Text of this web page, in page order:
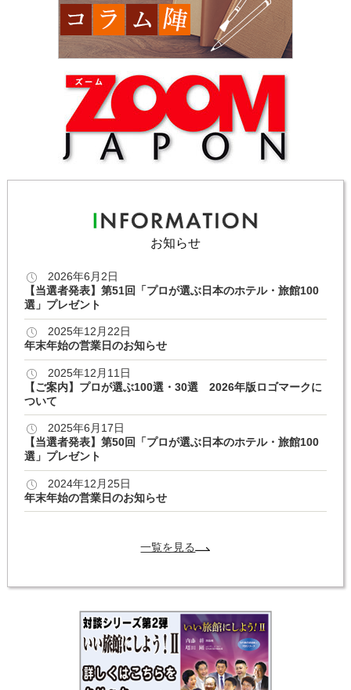
お知らせ
2026年6月2日
【当選者発表】第51回「プロが選ぶ日本のホテル・旅館100
選」プレゼント
2025年12月22日
年末年始の営業日のお知らせ
2025年12月11日
【ご案内】プロが選ぶ100選・30選 2026年版ロゴマークに
ついて
2025年6月17日
【当選者発表】第50回「プロが選ぶ日本のホテル・旅館100
選」プレゼント
2024年12月25日
年末年始の営業日のお知らせ
一覧を見る